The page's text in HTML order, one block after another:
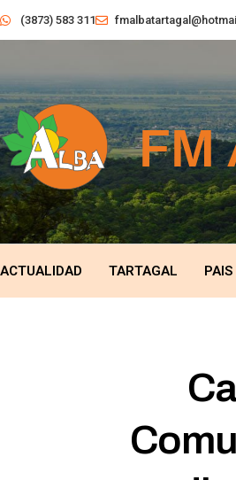
(3873) 583 311
ACTUALIDAD TARTAGAL PAIS